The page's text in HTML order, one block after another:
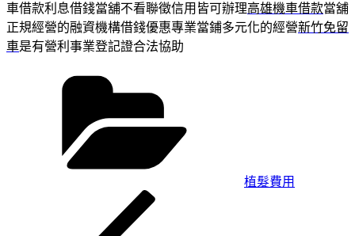
車借款利息借錢當舖不看聯徵信用皆可辦理高雄機車借款當舖
正規經營的融資機構借錢優惠專業當鋪多元化的經營新竹免留
車是有營利事業登記證合法協助
植髮費用